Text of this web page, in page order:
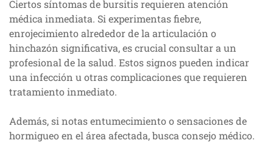
Ciertos síntomas de bursitis requieren atención
médica inmediata. Si experimentas fiebre,
enrojecimiento alrededor de la articulación o
hinchazón significativa, es crucial consultar a un
profesional de la salud. Estos signos pueden indicar
una infección u otras complicaciones que requieren
tratamiento inmediato.
Además, si notas entumecimiento o sensaciones de
hormigueo en el área afectada, busca consejo médico.